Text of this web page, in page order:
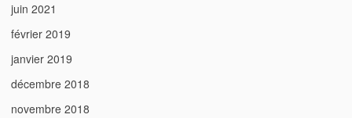
juin 2021
février 2019
janvier 2019
décembre 2018
novembre 2018